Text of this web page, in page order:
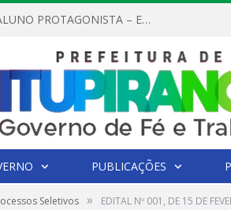
REGULAMENTO OFICIAL DO PRÊMIO ALUNO PROTAGONISTA – EDIÇÃO 2026
PUBLICAÇÕES
Seletivos » EDITAL Nº 001, DE 15 DE